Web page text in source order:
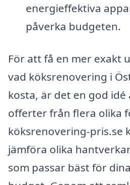
energieffektiva
påverka budgeten.
För att få en mer exakt
vad köksrenovering i
kosta, är det en god idé
offerter från flera olika
köksrenovering-pris.se
jämföra olika
som passar bäst för